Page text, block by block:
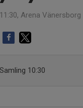
Arena Vänersborg
Samling 10:30